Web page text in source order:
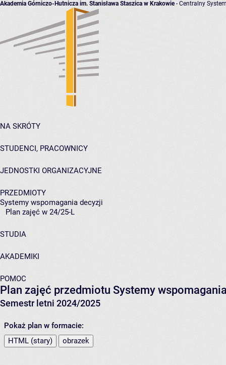
Akademia Górniczo-Hutnicza im. Stanisława Staszica w Krakowie- Centralny
NA SKRÓTY
STUDENCI, PRACOWNICY
JEDNOSTKI ORGANIZACYJNE
PRZEDMIOTY
Systemy wspomagania decyzji
Plan zajęć w 24/25-L
STUDIA
AKADEMIKI
POMOC
Plan zajęć przedmiotu Systemy
Semestr letni 2024/2025
Pokaż plan w formacie:
HTML (stary)
obrazek